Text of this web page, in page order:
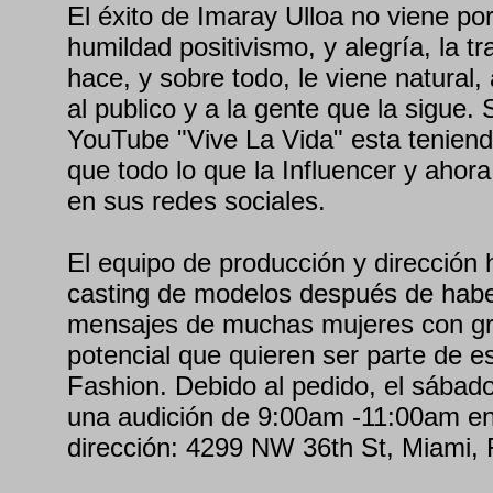
El éxito de Imaray Ulloa no viene
humildad positivismo, y alegría, la
hace, y sobre todo, le viene natural,
al publico y a la gente que la sigue.
YouTube "Vive La Vida" esta
que todo lo que la Influencer y
en sus redes sociales.
El equipo de producción y dirección
casting de modelos después de
mensajes de muchas mujeres con
potencial que quieren ser parte de
Fashion. Debido al pedido, el
una audición de 9:00am -11:00am
dirección: 4299 NW 36th St, Miami,